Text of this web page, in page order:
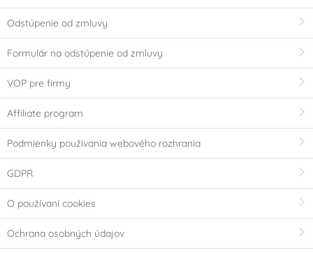
Odstúpenie od zmluvy
Formulár na odstúpenie od zmluvy
VOP pre firmy
Affiliate program
Podmienky používania webového rozhrania
GDPR
O používaní cookies
Ochrana osobných údajov